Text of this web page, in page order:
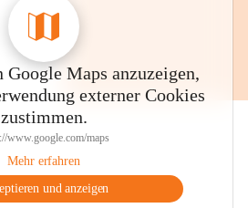
Maps anzuzeigen,
externer Cookies
zustimmen.
www.google.com/maps
Mehr erfahren
und anzeigen